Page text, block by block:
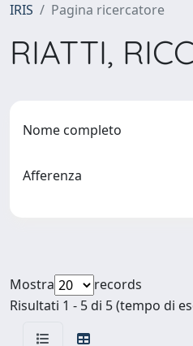
IRIS Pagina ricercatore
RIATTI,
Nome completo
Afferenza
Mostra
records
Risultati 1 - 5 di 5 (tempo di